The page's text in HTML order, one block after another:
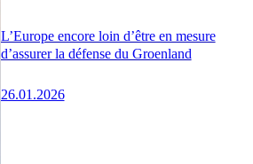
L’Europe encore loin d’être en mesure
d’assurer la défense du Groenland
26.01.2026